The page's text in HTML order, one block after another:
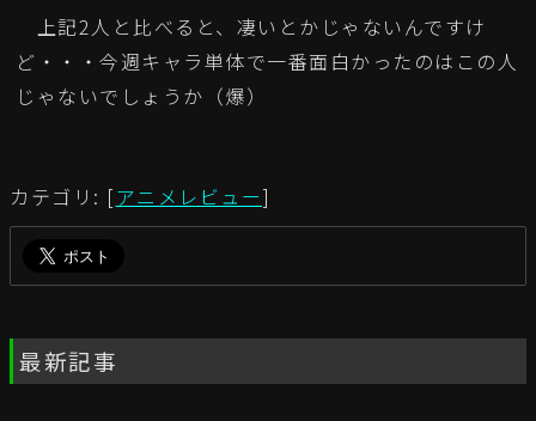
上記2人と比べると、凄いとかじゃないんですけ
ど・・・今週キャラ単体で一番面白かったのはこの人
じゃないでしょうか（爆）
カテゴリ: [アニメレビュー]
最新記事